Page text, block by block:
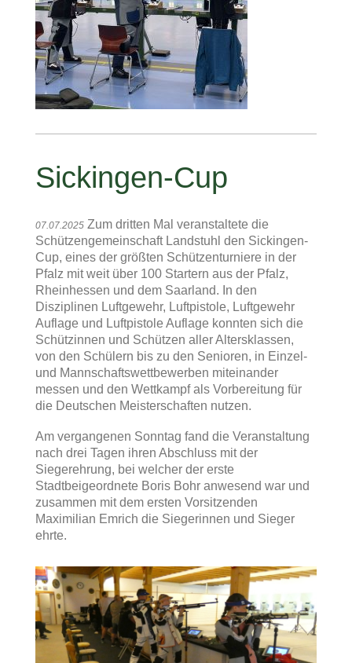
Sickingen-Cup
07.07.2025 Zum dritten Mal veranstaltete die
Schützengemeinschaft Landstuhl den Sickingen-
Cup, eines der größten Schützenturniere in der
Pfalz mit weit über 100 Startern aus der Pfalz,
Rheinhessen und dem Saarland. In den
Disziplinen Luftgewehr, Luftpistole, Luftgewehr
Auflage und Luftpistole Auflage konnten sich die
Schützinnen und Schützen aller Altersklassen,
von den Schülern bis zu den Senioren, in Einzel-
und Mannschaftswettbewerben miteinander
messen und den Wettkampf als Vorbereitung für
die Deutschen Meisterschaften nutzen.
Am vergangenen Sonntag fand die Veranstaltung
nach drei Tagen ihren Abschluss mit der
Siegerehrung, bei welcher der erste
Stadtbeigeordnete Boris Bohr anwesend war und
zusammen mit dem ersten Vorsitzenden
Maximilian Emrich die Siegerinnen und Sieger
ehrte.